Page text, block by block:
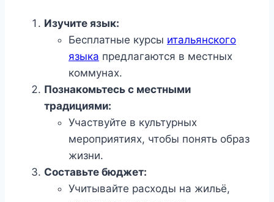
Изучите язык:
Бесплатные курсы итальянского
языка предлагаются в местных
коммунах.
Познакомьтесь с местными
традициями:
Участвуйте в культурных
мероприятиях, чтобы понять образ
жизни.
Составьте бюджет:
Учитывайте расходы на жильё,